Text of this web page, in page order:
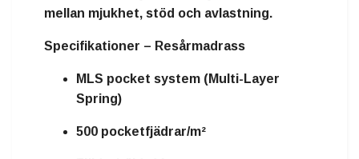
mellan mjukhet, stöd och avlastning.
Specifikationer – Resårmadrass
MLS pocket system (Multi-Layer
Spring)
500 pocketfjädrar/m²